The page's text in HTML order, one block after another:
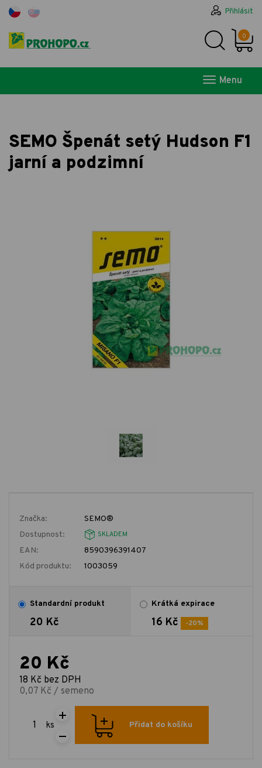
Přihlásit
0
Menu
SEMO Špenát setý Hudson F1
jarní a podzimní
Značka:
SEMO®
Dostupnost:
SKLADEM
EAN:
8590396391407
Kód produktu:
1003059
Standardní produkt
20 Kč
Krátká expirace
16 Kč -20%
20 Kč
18 Kč bez DPH
0,07 Kč / semeno
ks Přidat do košíku